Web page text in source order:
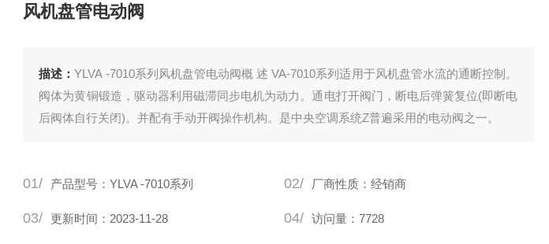
风机盘管电动阀
描述：YLVA -7010系列风机盘管电动阀概 述 VA-7010系列适用于风机盘管水流的通断控制。
阀体为黄铜锻造，驱动器利用磁滞同步电机为动力。通电打开阀门，断电后弹簧复位(即断电
后阀体自行关闭)。并配有手动开阀操作机构。是中央空调系统Z普遍采用的电动阀之一。
01/ 产品型号：YLVA -7010系列 02/ 厂商性质：经销商
03/ 更新时间：2023-11-28 04/ 访问量：7728